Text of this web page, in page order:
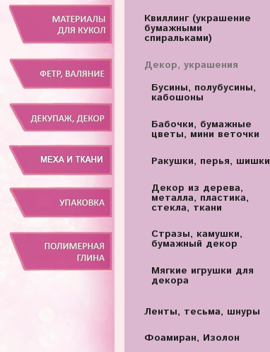
Квиллинг (украшение
бумажными
спиральками)
Декор, украшения
Бусины, полубусины,
кабошоны
Бабочки, бумажные
цветы, мини веточки
Ракушки, перья, шишки
Декор из дерева,
металла, пластика,
стекла, ткани
Стразы, камушки,
бумажный декор
Мягкие игрушки для
декора
Ленты, тесьма, шнуры
Фоамиран, Изолон